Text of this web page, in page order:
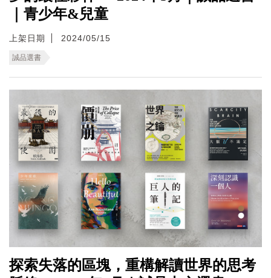
｜青少年&兒童
上架日期 2024/05/15
誠品選書
探索失落的區塊，重構解讀世界的思考